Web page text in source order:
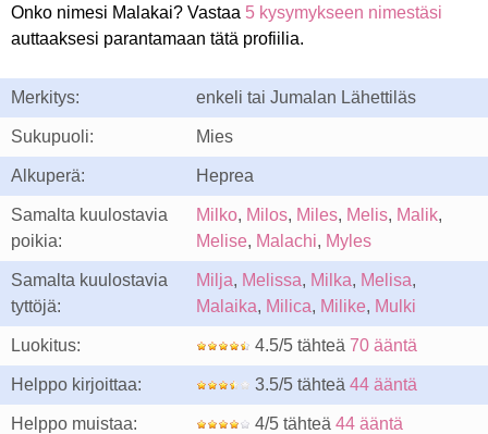
Onko nimesi Malakai? Vastaa 5 kysymykseen nimestäsi
auttaaksesi parantamaan tätä profiilia.
Merkitys: enkeli tai Jumalan Lähettiläs
Sukupuoli: Mies
Alkuperä: Heprea
Samalta kuulostavia
poikia:
Milko, Milos, Miles, Melis, Malik,
Melise, Malachi, Myles
Samalta kuulostavia
tyttöjä:
Milja, Melissa, Milka, Melisa,
Malaika, Milica, Milike, Mulki
Luokitus: 4.5/5 tähteä 70 ääntä
Helppo kirjoittaa: 3.5/5 tähteä 44 ääntä
Helppo muistaa: 4/5 tähteä 44 ääntä